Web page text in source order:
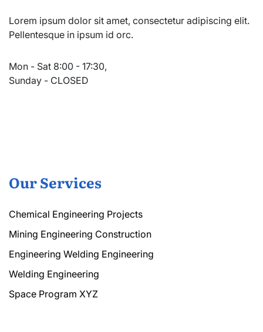
Lorem ipsum dolor sit amet, consectetur adipiscing elit.
Pellentesque in ipsum id orc.
Mon - Sat 8:00 - 17:30,
Sunday - CLOSED
Our Services
Chemical Engineering Projects
Mining Engineering Construction
Engineering Welding Engineering
Welding Engineering
Space Program XYZ